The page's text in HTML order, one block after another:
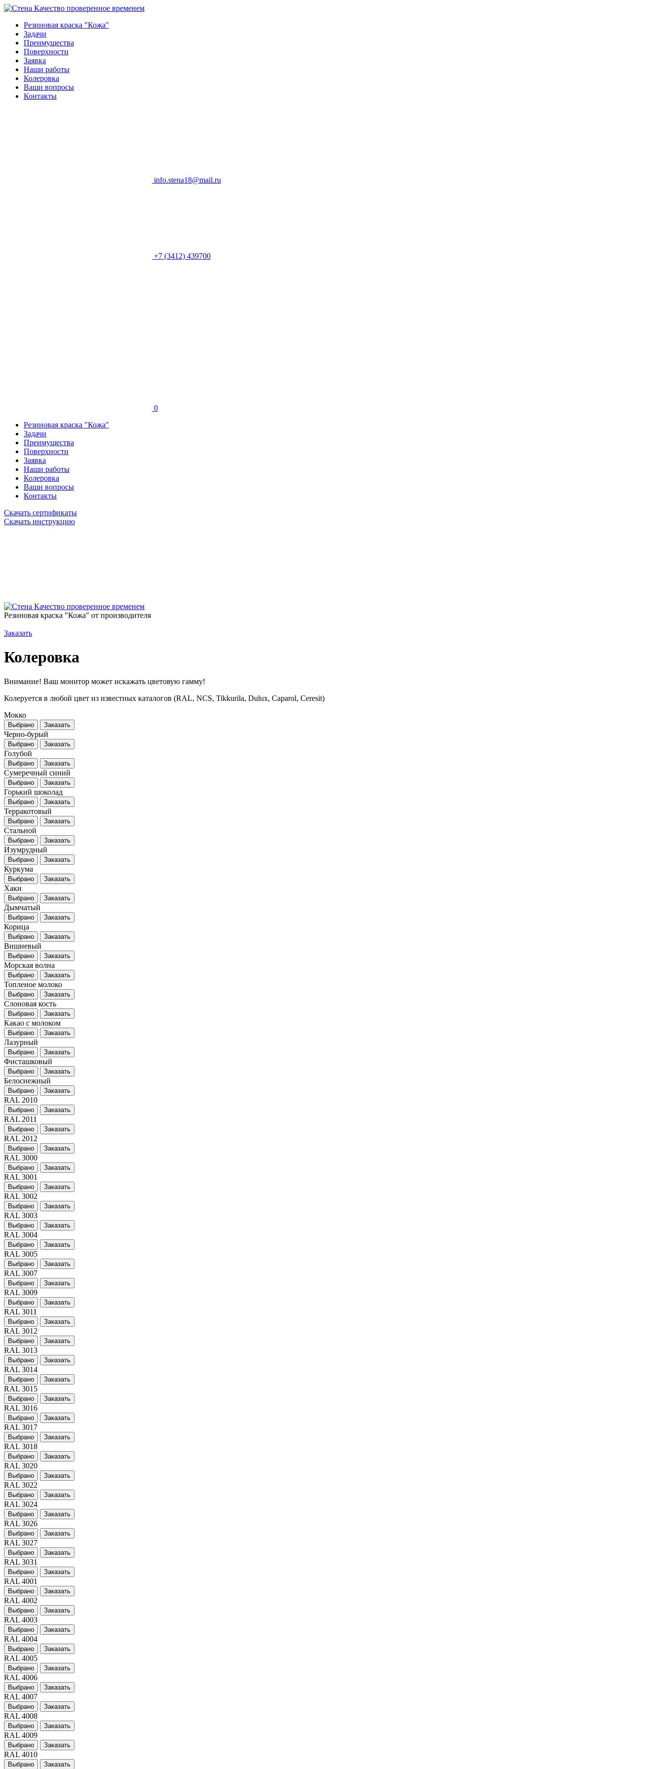
Качество проверенное временем
Резиновая краска "Кожа"
Задачи
Преимущества
Поверхности
Заявка
Наши работы
Колеровка
Ваши вопросы
Контакты
info.stena18@mail.ru
+7 (3412) 439700
0
Резиновая краска "Кожа"
Задачи
Преимущества
Поверхности
Заявка
Наши работы
Колеровка
Ваши вопросы
Контакты
Скачать сертификаты
Скачать инструкцию
Качество проверенное временем
Резиновая краска "Кожа" от производителя
Заказать
Колеровка
Внимание! Ваш монитор может искажать цветовую гамму!
Колеруется в любой цвет из известных каталогов (RAL, NCS, Tikkurila, Dulux, Caparol, Ceresit)
Мокко
Выбрано Заказать
Черно-бурый
Выбрано Заказать
Голубой
Выбрано Заказать
Сумеречный синий
Выбрано Заказать
Горький шоколад
Выбрано Заказать
Терракотовый
Выбрано Заказать
Стальной
Выбрано Заказать
Изумрудный
Выбрано Заказать
Куркума
Выбрано Заказать
Хаки
Выбрано Заказать
Дымчатый
Выбрано Заказать
Корица
Выбрано Заказать
Вишневый
Выбрано Заказать
Морская волна
Выбрано Заказать
Топленое молоко
Выбрано Заказать
Слоновая кость
Выбрано Заказать
Какао с молоком
Выбрано Заказать
Лазурный
Выбрано Заказать
Фисташковый
Выбрано Заказать
Белоснежный
Выбрано Заказать
RAL 2010
Выбрано Заказать
RAL 2011
Выбрано Заказать
RAL 2012
Выбрано Заказать
RAL 3000
Выбрано Заказать
RAL 3001
Выбрано Заказать
RAL 3002
Выбрано Заказать
RAL 3003
Выбрано Заказать
RAL 3004
Выбрано Заказать
RAL 3005
Выбрано Заказать
RAL 3007
Выбрано Заказать
RAL 3009
Выбрано Заказать
RAL 3011
Выбрано Заказать
RAL 3012
Выбрано Заказать
RAL 3013
Выбрано Заказать
RAL 3014
Выбрано Заказать
RAL 3015
Выбрано Заказать
RAL 3016
Выбрано Заказать
RAL 3017
Выбрано Заказать
RAL 3018
Выбрано Заказать
RAL 3020
Выбрано Заказать
RAL 3022
Выбрано Заказать
RAL 3024
Выбрано Заказать
RAL 3026
Выбрано Заказать
RAL 3027
Выбрано Заказать
RAL 3031
Выбрано Заказать
RAL 4001
Выбрано Заказать
RAL 4002
Выбрано Заказать
RAL 4003
Выбрано Заказать
RAL 4004
Выбрано Заказать
RAL 4005
Выбрано Заказать
RAL 4006
Выбрано Заказать
RAL 4007
Выбрано Заказать
RAL 4008
Выбрано Заказать
RAL 4009
Выбрано Заказать
RAL 4010
Выбрано Заказать